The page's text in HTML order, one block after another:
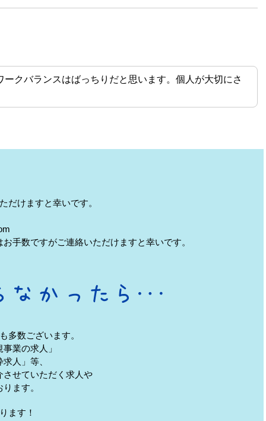
クバランスはばっちりだと思います。個人が大切にさ
けますと幸いです。
手数ですがご連絡いただけますと幸いです。
多数ございます。
業の求人」
人」等、
せていただく求人や
ます。
ます！